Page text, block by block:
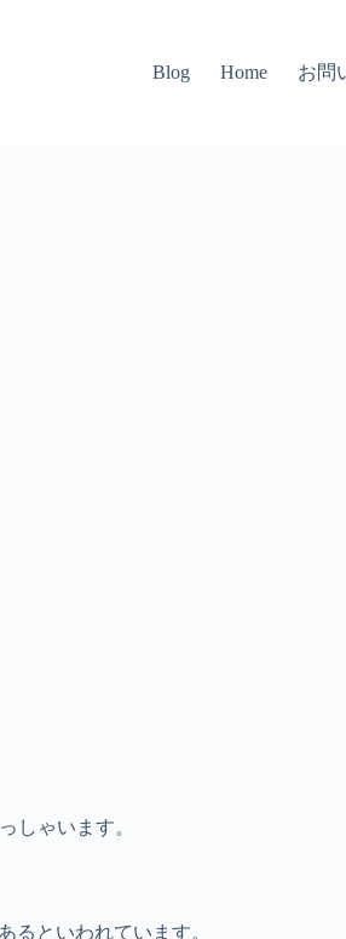
Blog Home お問
しゃいます。
るといわれています。